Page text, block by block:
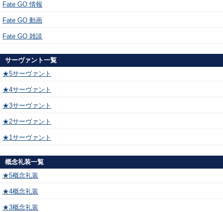
Fate GO 情報
Fate GO 動画
Fate GO 雑談
サーヴァント一覧
★5サーヴァント
★4サーヴァント
★3サーヴァント
★2サーヴァント
★1サーヴァント
概念礼装一覧
★5概念礼装
★4概念礼装
★3概念礼装